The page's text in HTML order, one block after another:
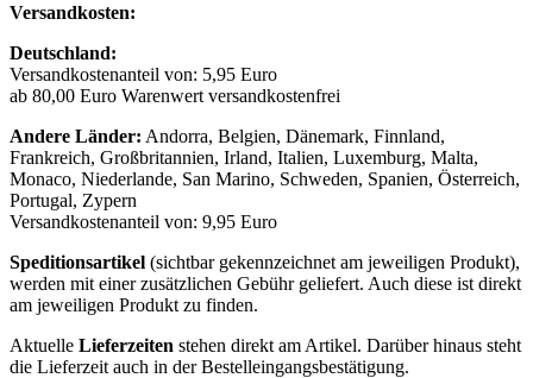
Versandkosten:
Deutschland:
Versandkostenanteil von: 5,95 Euro
ab 80,00 Euro Warenwert versandkostenfrei
Andere Länder: Andorra, Belgien, Dänemark, Finnland,
Frankreich, Großbritannien, Irland, Italien, Luxemburg, Malta,
Monaco, Niederlande, San Marino, Schweden, Spanien, Österreich,
Portugal, Zypern
Versandkostenanteil von: 9,95 Euro
Speditionsartikel (sichtbar gekennzeichnet am jeweiligen Produkt),
werden mit einer zusätzlichen Gebühr geliefert. Auch diese ist direkt
am jeweiligen Produkt zu finden.
Aktuelle Lieferzeiten stehen direkt am Artikel. Darüber hinaus steht
die Lieferzeit auch in der Bestelleingangsbestätigung.